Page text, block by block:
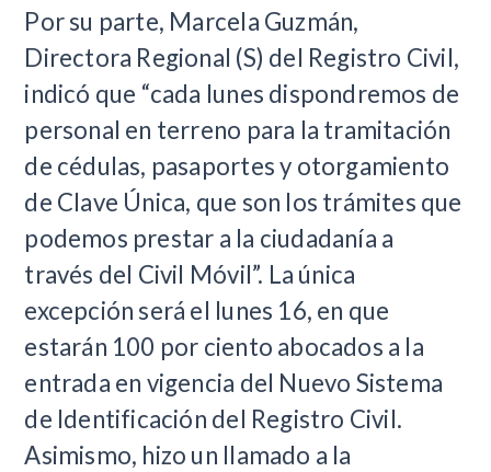
Por su parte, Marcela Guzmán,
Directora Regional (S) del Registro Civil,
indicó que “cada lunes dispondremos de
personal en terreno para la tramitación
de cédulas, pasaportes y otorgamiento
de Clave Única, que son los trámites que
podemos prestar a la ciudadanía a
través del Civil Móvil”. La única
excepción será el lunes 16, en que
estarán 100 por ciento abocados a la
entrada en vigencia del Nuevo Sistema
de Identificación del Registro Civil.
Asimismo, hizo un llamado a la